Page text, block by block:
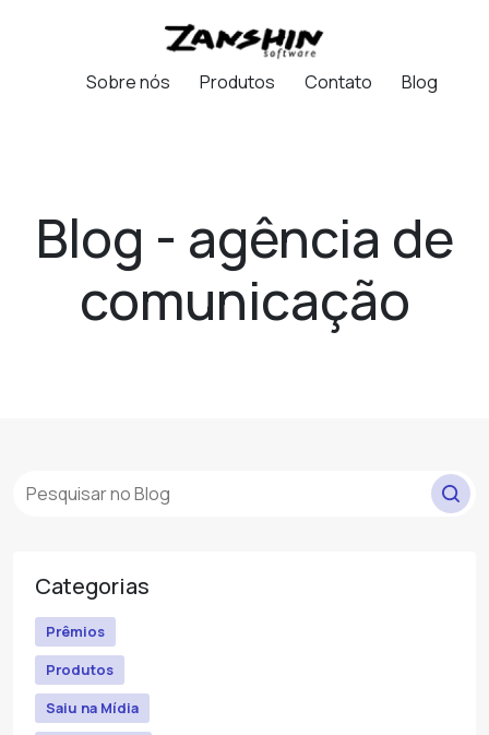
Sobre nós Produtos Contato Blog
Blog - agência de
comunicação
Categorias
Prêmios
Produtos
Saiu na Mídia